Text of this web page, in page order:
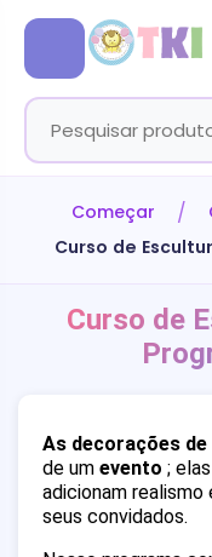
Começar
Curso de
Curso de
As decorações
de um evento ;
adicionam
seus convidados.